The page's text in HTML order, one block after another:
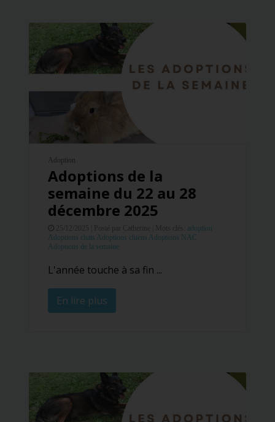
Adoption
Adoptions de la
semaine du 22 au 28
décembre 2025
Posté par Catherine | Mots clés: adoption
Adoptions chats Adoptions chiens Adoptions NAC
Adoptions de la semaine
L'année touche à sa fin ...
En lire plus